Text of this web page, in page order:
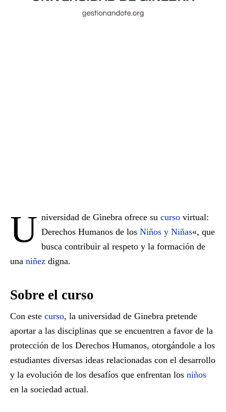
U niversidad de Ginebra ofrece su curso virtual:
Derechos Humanos de los Niños y Niñas«, que
busca contribuir al respeto y la formación de
una niñez digna.
Sobre el curso
Con este curso, la universidad de Ginebra pretende
aportar a las disciplinas que se encuentren a favor de la
protección de los Derechos Humanos, otorgándole a los
estudiantes diversas ideas relacionadas con el desarrollo
y la evolución de los desafíos que enfrentan los niños
en la sociedad actual.